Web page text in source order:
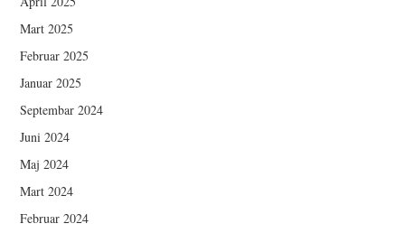
Mart 2025
Februar 2025
Januar 2025
Septembar 2024
Juni 2024
Maj 2024
Mart 2024
Februar 2024